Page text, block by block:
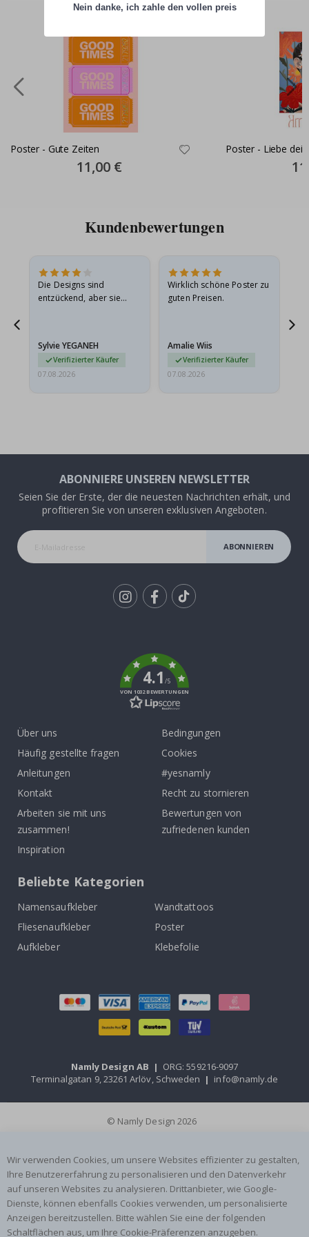
Poster - Gute Zeiten
Special
Price
11,00 €
Poster - Liebe
Kundenbewertungen
Die Designs sind
entzückend, aber sie
sie…
Sylvie YEGANEH
Verifizierter Käufer
07.08.2026
Wirklich schöne Poster zu
guten Preisen.
Amalie Wiis
Verifizierter Käufer
07.08.2026
ABONNIERE UNSEREN NEWSLETTER
Seien Sie der Erste, der die neuesten Nachrichten erhält, und
profitieren Sie von unseren exklusiven Angeboten.
ABONNIEREN
4.1/5
VON 1032 BEWERTUNGEN
Über uns
Häufig gestellte fragen
Anleitungen
Kontakt
Arbeiten sie mit uns
zusammen!
Inspiration
Bedingungen
Cookies
#yesnamly
Recht zu stornieren
Bewertungen von
zufriedenen kunden
Beliebte Kategorien
Namensaufkleber
Wandtattoos
Fliesenaufkleber
Poster
Aufkleber
Klebefolie
Namly Design AB | ORG: 559216-9097
Terminalgatan 9, 23261 Arlöv, Schweden | info@namly.de
© Namly Design 2026
Wir verwenden Cookies, um unsere Websites effizienter zu gestalten,
Ihre Benutzererfahrung zu personalisieren und den Datenverkehr
auf unseren Websites zu analysieren. Drittanbieter, wie Google-
Dienste, können ebenfalls Cookies verwenden, um personalisierte
Anzeigen bereitzustellen. Bitte wählen Sie eine der folgenden
Schaltflächen aus, um Ihre Cookie-Präferenzen anzugeben.
Nein danke, ich zahle den vollen preis